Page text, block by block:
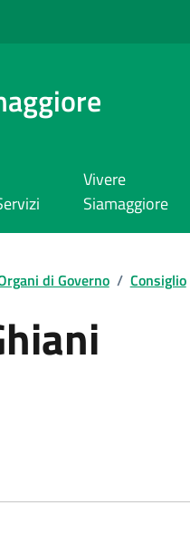
Vivere
Siamaggiore
di Governo / Consiglio